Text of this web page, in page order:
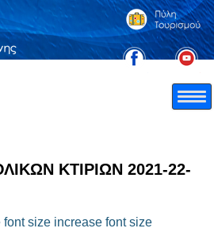
ΚΤΙΡΙΩΝ 2021-22-
font size increase font size